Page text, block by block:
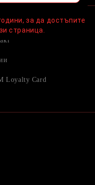
Loyalty Card
за да достъпите
страница.